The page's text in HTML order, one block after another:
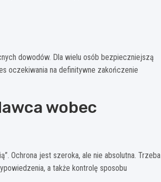
dowodów. Dla wielu osób bezpieczniejszą
oczekiwania na definitywne zakończenie
wobec
Ochrona jest szeroka, ale nie absolutna. Trzeba
a także kontrolę sposobu